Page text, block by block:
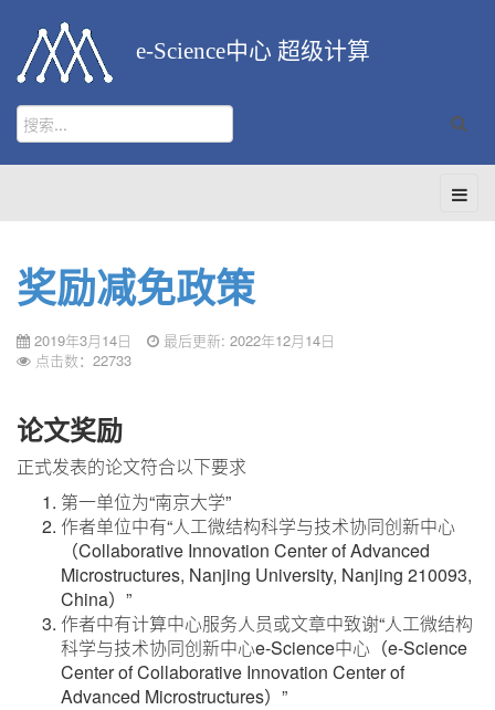
e-Science中心 超级计算
奖励减免政策
2019年3月14日
最后更新: 2022年12月14日
点击数：22733
论文奖励
正式发表的论文符合以下要求
第一单位为“南京大学”
作者单位中有“人工微结构科学与技术协同创新中心
（Collaborative Innovation Center of Advanced
Microstructures, Nanjing University, Nanjing 210093,
China）”
作者中有计算中心服务人员或文章中致谢“人工微结构
科学与技术协同创新中心e-Science中心（e-Science
Center of Collaborative Innovation Center of
Advanced Microstructures）”